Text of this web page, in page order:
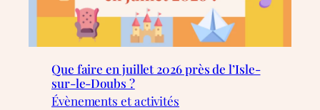
Que faire en juillet 2026 près de l’Isle-
sur-le-Doubs ?
Évènements et activités